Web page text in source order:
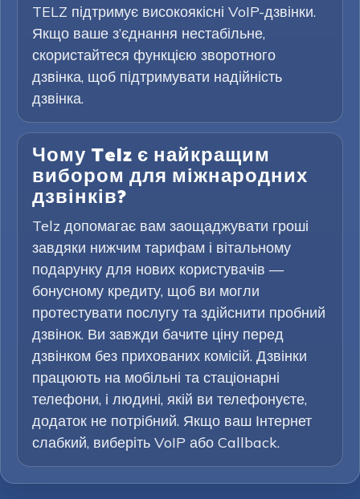
TELZ підтримує високоякісні VoIP-дзвінки.
Якщо ваше з’єднання нестабільне,
скористайтеся функцією зворотного
дзвінка, щоб підтримувати надійність
дзвінка.
Чому Telz є найкращим
вибором для міжнародних
дзвінків?
Telz допомагає вам заощаджувати гроші
завдяки нижчим тарифам і вітальному
подарунку для нових користувачів —
бонусному кредиту, щоб ви могли
протестувати послугу та здійснити пробний
дзвінок. Ви завжди бачите ціну перед
дзвінком без прихованих комісій. Дзвінки
працюють на мобільні та стаціонарні
телефони, і людині, якій ви телефонуєте,
додаток не потрібний. Якщо ваш Інтернет
слабкий, виберіть VoIP або Callback.